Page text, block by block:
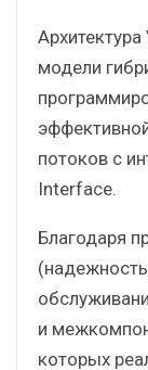
модели
потоков с
Interface.
Благодаря
и
которых